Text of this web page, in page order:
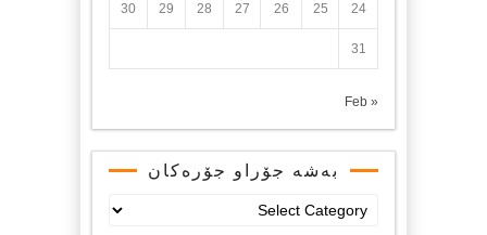
24
25
26
27
28
29
30
31
« Feb
بەشە جۆراو جۆرەکان